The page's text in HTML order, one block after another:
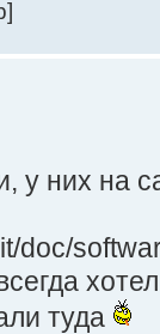
у них на
doc/
туда